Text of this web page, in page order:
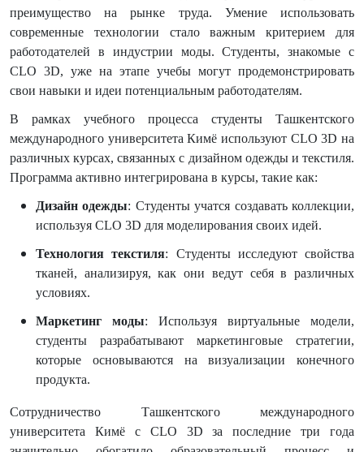
преимущество на рынке труда. Умение использовать
современные технологии стало важным критерием для
работодателей в индустрии моды. Студенты, знакомые с
CLO 3D, уже на этапе учебы могут продемонстрировать
свои навыки и идеи потенциальным работодателям.
В рамках учебного процесса студенты Ташкентского
международного университета Кимё используют CLO 3D на
различных курсах, связанных с дизайном одежды и текстиля.
Программа активно интегрирована в курсы, такие как:
Дизайн одежды: Студенты учатся создавать коллекции,
используя CLO 3D для моделирования своих идей.
Технология текстиля: Студенты исследуют свойства
тканей, анализируя, как они ведут себя в различных
условиях.
Маркетинг моды: Используя виртуальные модели,
студенты разрабатывают маркетинговые стратегии,
которые основываются на визуализации конечного
продукта.
Сотрудничество Ташкентского международного
университета Кимё с CLO 3D за последние три года